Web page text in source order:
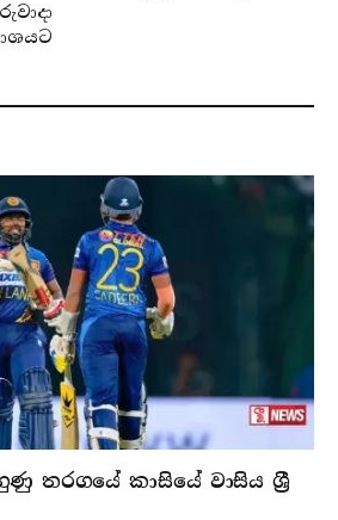
තරගයේ කාසියේ වාසිය ශ්‍රී